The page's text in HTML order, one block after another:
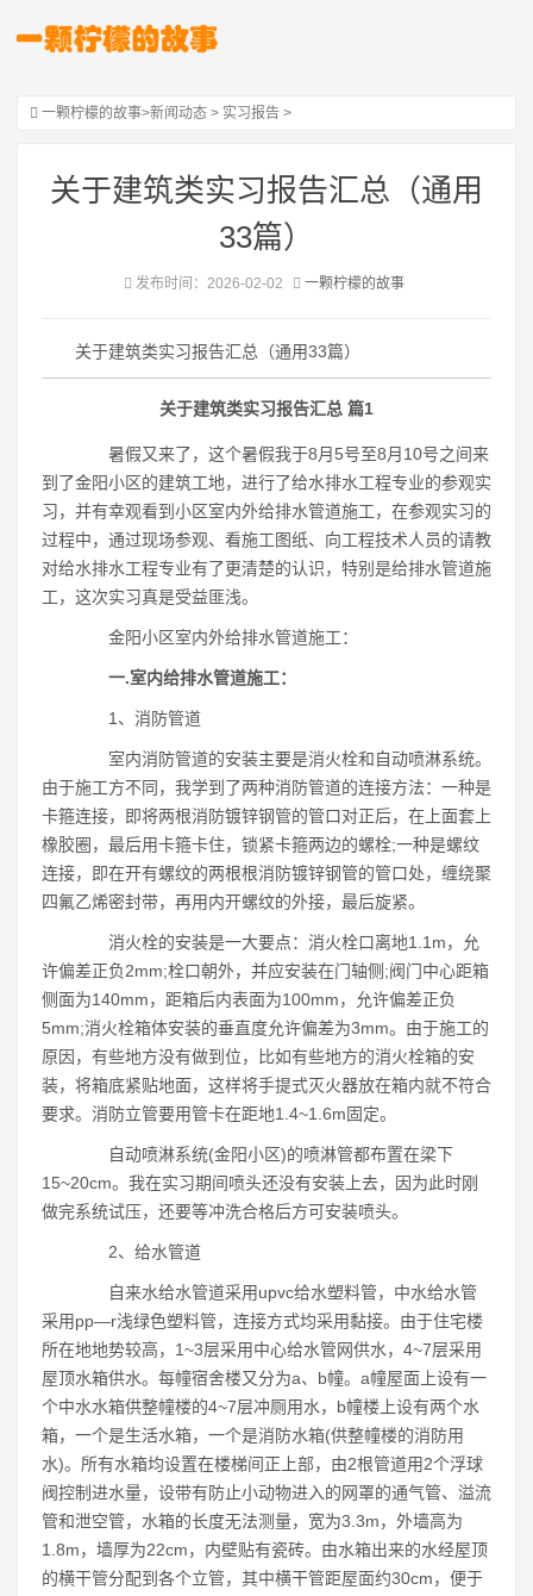
一颗柠檬的故事>新闻动态 > 实习报告 >
关于建筑类实习报告汇总（通用
33篇）
发布时间：2026-02-02 一颗柠檬的故事
关于建筑类实习报告汇总（通用33篇）
关于建筑类实习报告汇总 篇1
暑假又来了，这个暑假我于8月5号至8月10号之间来
到了金阳小区的建筑工地，进行了给水排水工程专业的参观实
习，并有幸观看到小区室内外给排水管道施工，在参观实习的
过程中，通过现场参观、看施工图纸、向工程技术人员的请教
对给水排水工程专业有了更清楚的认识，特别是给排水管道施
工，这次实习真是受益匪浅。
金阳小区室内外给排水管道施工：
一.室内给排水管道施工：
1、消防管道
室内消防管道的安装主要是消火栓和自动喷淋系统。
由于施工方不同，我学到了两种消防管道的连接方法：一种是
卡箍连接，即将两根消防镀锌钢管的管口对正后，在上面套上
橡胶圈，最后用卡箍卡住，锁紧卡箍两边的螺栓;一种是螺纹
连接，即在开有螺纹的两根根消防镀锌钢管的管口处，缠绕聚
四氟乙烯密封带，再用内开螺纹的外接，最后旋紧。
消火栓的安装是一大要点：消火栓口离地1.1m，允
许偏差正负2mm;栓口朝外，并应安装在门轴侧;阀门中心距箱
侧面为140mm，距箱后内表面为100mm，允许偏差正负
5mm;消火栓箱体安装的垂直度允许偏差为3mm。由于施工的
原因，有些地方没有做到位，比如有些地方的消火栓箱的安
装，将箱底紧贴地面，这样将手提式灭火器放在箱内就不符合
要求。消防立管要用管卡在距地1.4~1.6m固定。
自动喷淋系统(金阳小区)的喷淋管都布置在梁下
15~20cm。我在实习期间喷头还没有安装上去，因为此时刚
做完系统试压，还要等冲洗合格后方可安装喷头。
2、给水管道
自来水给水管道采用upvc给水塑料管，中水给水管
采用pp―r浅绿色塑料管，连接方式均采用黏接。由于住宅楼
所在地地势较高，1~3层采用中心给水管网供水，4~7层采用
屋顶水箱供水。每幢宿舍楼又分为a、b幢。a幢屋面上设有一
个中水水箱供整幢楼的4~7层冲厕用水，b幢楼上设有两个水
箱，一个是生活水箱，一个是消防水箱(供整幢楼的消防用
水)。所有水箱均设置在楼梯间正上部，由2根管道用2个浮球
阀控制进水量，设带有防止小动物进入的网罩的通气管、溢流
管和泄空管，水箱的长度无法测量，宽为3.3m，外墙高为
1.8m，墙厚为22cm，内壁贴有瓷砖。由水箱出来的水经屋顶
的横干管分配到各个立管，其中横干管距屋面约30cm，便于